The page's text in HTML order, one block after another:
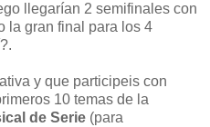
llegarían 2 semifinales con
la gran final para los 4
y que participeis con
10 temas de la
de Serie (para